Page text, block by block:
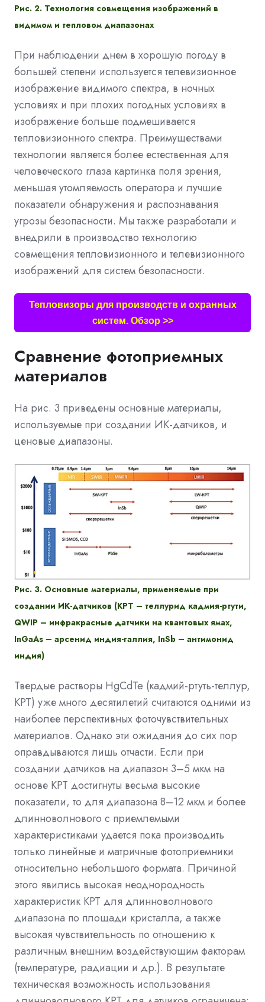
Рис. 2. Технология совмещения изображений в
видимом и тепловом диапазонах
При наблюдении днем в хорошую погоду в
большей степени используется телевизионное
изображение видимого спектра, в ночных
условиях и при плохих погодных условиях в
изображение больше подмешивается
тепловизионного спектра. Преимуществами
технологии является более естественная для
человеческого глаза картинка поля зрения,
меньшая утомляемость оператора и лучшие
показатели обнаружения и распознавания
угрозы безопасности. Мы также разработали и
внедрили в производство технологию
совмещения тепловизионного и телевизионного
изображений для систем безопасности.
Тепловизоры для производств и охранных
систем. Обзор >>
Сравнение фотоприемных
материалов
На рис. 3 приведены основные материалы,
используемые при создании ИК-датчиков, и
ценовые диапазоны.
Рис. 3. Основные материалы, применяемые при
создании ИК-датчиков (КРТ – теллурид кадмия-ртути,
QWIP – инфракрасные датчики на квантовых ямах,
InGaAs – арсенид индия-галлия, InSb – антимонид
индия)
Твердые растворы HgCdTe (кадмий-ртуть-теллур,
КРТ) уже много десятилетий считаются одними из
наиболее перспективных фоточувствительных
материалов. Однако эти ожидания до сих пор
оправдываются лишь отчасти. Если при
создании датчиков на диапазон 3–5 мкм на
основе КРТ достигнуты весьма высокие
показатели, то для диапазона 8–12 мкм и более
длинноволнового с приемлемыми
характеристиками удается пока производить
только линейные и матричные фотоприемники
относительно небольшого формата. Причиной
этого явились высокая неоднородность
характеристик КРТ для длинноволнового
диапазона по площади кристалла, а также
высокая чувствительность по отношению к
различным внешним воздействующим факторам
(температуре, радиации и др.). В результате
техническая возможность использования